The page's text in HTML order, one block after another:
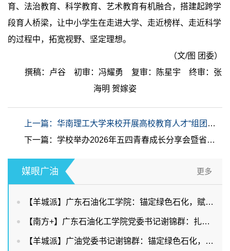
育、法治教育、科学教育、艺术教育有机融合，搭建起跨学
段育人桥梁，让中小学生在走进大学、走近榜样、走近科学
的过程中，拓宽视野、坚定理想。
（文/图 团委）
撰稿：卢谷 初审：冯耀勇 复审：陈星宇 终审：张
海明 贺嫁姿
上一篇：华南理工大学来校开展高校教育人才“组团式”帮扶工作交流
下一篇：学校举办2026年五四青春成长分享会暨省运会志愿者工作启动仪式
媒眼广油 更多
【羊城派】广东石油化工学院：锚定绿色石化，赋能两业协同
【南方+】广东石油化工学院党委书记谢锦群：扎根石化产业，赋能广东现代化产业体系建设
【羊城派】广油党委书记谢锦群：锚定绿色石化，赋能两业协同